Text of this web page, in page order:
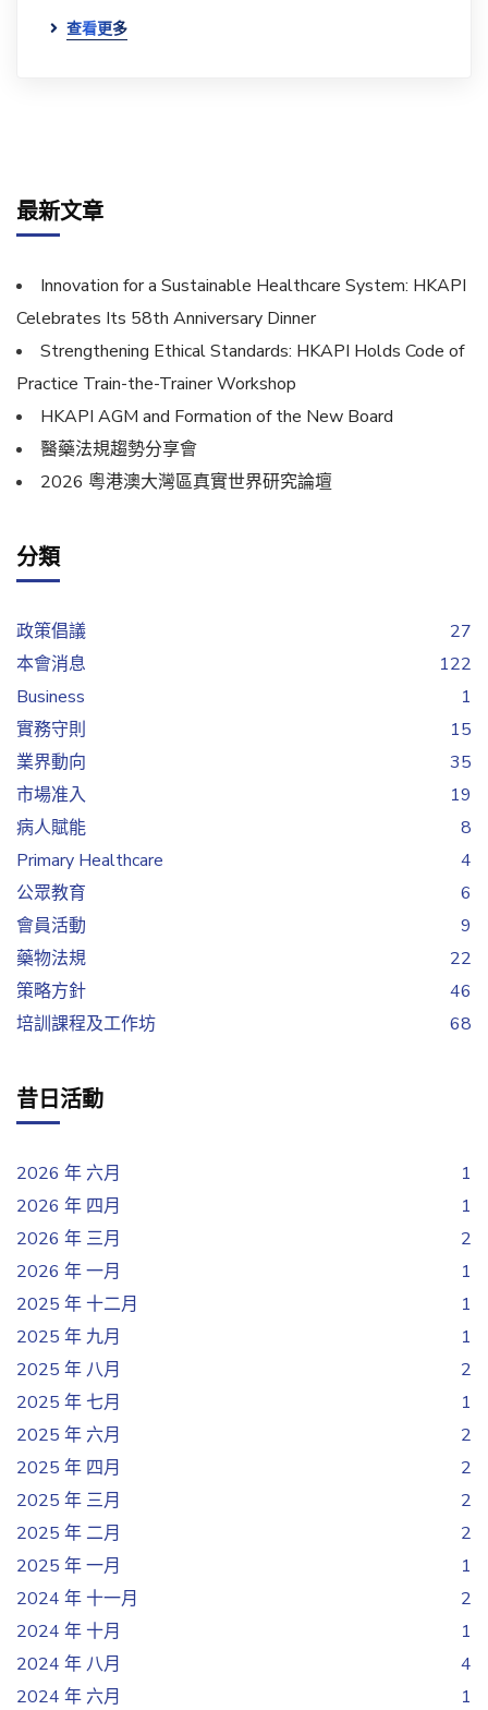
查看更多
最新文章
Innovation for a Sustainable Healthcare System: HKAPI
Celebrates Its 58th Anniversary Dinner
Strengthening Ethical Standards: HKAPI Holds Code of
Practice Train-the-Trainer Workshop
HKAPI AGM and Formation of the New Board
醫藥法規趨勢分享會
2026 粵港澳大灣區真實世界研究論壇
分類
政策倡議
27
本會消息
122
Business
1
實務守則
15
業界動向
35
市場准入
19
病人賦能
8
Primary Healthcare
4
公眾教育
6
會員活動
9
藥物法規
22
策略方針
46
培訓課程及工作坊
68
昔日活動
2026 年 六月
1
2026 年 四月
1
2026 年 三月
2
2026 年 一月
1
2025 年 十二月
1
2025 年 九月
1
2025 年 八月
2
2025 年 七月
1
2025 年 六月
2
2025 年 四月
2
2025 年 三月
2
2025 年 二月
2
2025 年 一月
1
2024 年 十一月
2
2024 年 十月
1
2024 年 八月
4
2024 年 六月
1